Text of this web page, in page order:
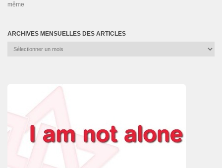
même
ARCHIVES MENSUELLES DES ARTICLES
Archives